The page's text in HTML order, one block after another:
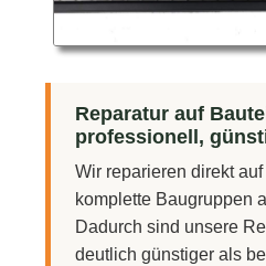
Reparatur auf
professionell,
Wir reparieren direkt
komplette Baugruppen
Dadurch sind unsere
deutlich günstiger als